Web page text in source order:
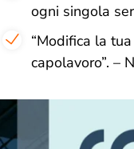
ogni singola
“Modifica la
capolavoro”. –